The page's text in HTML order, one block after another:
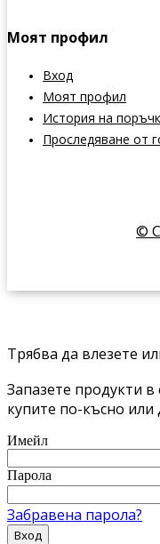
Моят профил
Вход
Моят профил
История на
Проследяване от
©
Трябва да влезете
Запазете продукти в
купите по-късно или
Имейл
Парола
Забравена парола?
Вход